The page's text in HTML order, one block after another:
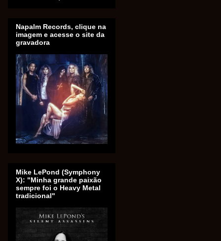
Napalm Records, clique na
imagem e acesse o site da
gravadora
Mike LePond (Symphony
X): "Minha grande paixão
sempre foi o Heavy Metal
tradicional"